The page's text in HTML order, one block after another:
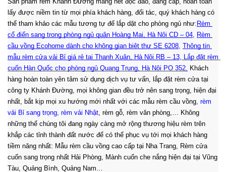
lấy được niềm tin từ mọi phía khách hàng, đối tác, quý khách hàng có
thể tham khảo các mẫu tương tự để lắp dặt cho phòng ngủ như: Rèm
cổ điển sang trọng phòng ngủ quận Hoàng Mai, Hà Nội CD – 04, Rèm
cầu vồng Ecohome dành cho không gian biệt thự SE 6208, Thông tin
mẫu rèm cửa vải Bỉ giá rẻ tại Thanh Xuân, Hà Nội RB – 13, Lắp đặt rèm
cuốn Hàn Quốc cho phòng ngủ Quang Trung, Hà Nội PO 352. Khách
hàng hoàn toàn yên tâm sử dụng dịch vụ tư vấn, lắp đặt rèm cửa tại
công ty Khánh Đường, mọi không gian đều trở nên sang trọng, hiện đại
nhất, bắt kịp mọi xu hướng mới nhất với các mẫu rèm cầu vồng, rèm
vải Bỉ sang trọng, rèm vải Nhật, rèm gỗ, rèm văn phòng,… Không
những thế chúng tôi đang ngày càng mở rộng thương hiệu rèm trên
khắp các tỉnh thành đất nước để có thể phục vụ tới mọi khách hàng
tiềm năng nhất: Mẫu rèm cầu vồng cao cấp tại Nha Trang, Rèm cửa
cuốn sang trọng nhất Hải Phòng, Mành cuốn che nắng hiện đại tại Vũng
Tàu, Quảng Bình, Quảng Nam…